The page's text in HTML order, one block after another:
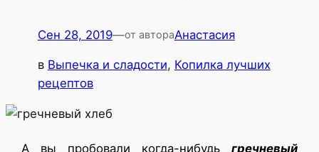
Сен 28, 2019—от автораАнастасия
в Выпечка и сладости, Копилка лучших
рецептов
А вы пробовали когда-нибудь гречневый